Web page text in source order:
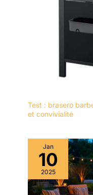
Test : brasero
et convivialité
Jan
10
2025